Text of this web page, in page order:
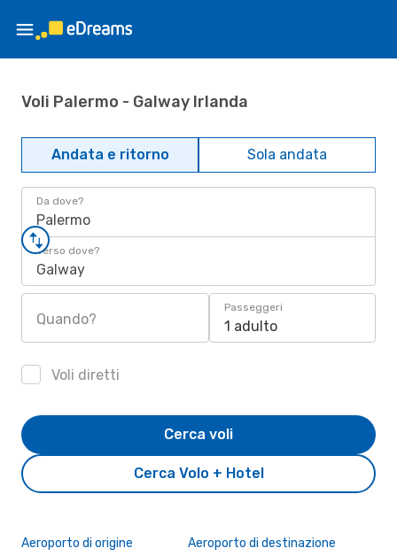
Voli Palermo - Galway Irlanda
Andata e ritorno Sola andata
Da dove?
Palermo
Verso dove?
Galway
Quando?
Passeggeri
1 adulto
Voli diretti
Cerca Volo + Hotel
Cerca voli
Aeroporto di origine Aeroporto di destinazione